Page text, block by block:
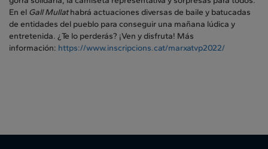
En el Gall Mullathabrá actuaciones diversas de baile y batucadas
de entidades del pueblo para conseguir una mañana lúdica y
entretenida. ¿Te lo perderás? ¡Ven y disfruta! Más
información: https://www.inscripcions.cat/marxatvp2022/